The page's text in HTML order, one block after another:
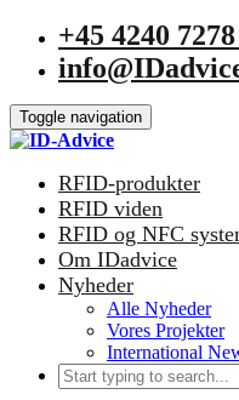
+45 4240 7278
Toggle navigation
RFID-produkter
RFID viden
RFID og NFC
Om IDadvice
Nyheder
Alle Nyheder
Vores Projekter
International